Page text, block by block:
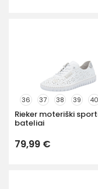
36 37 38 39 40
Rieker moteriški
bateliai
79,99 €